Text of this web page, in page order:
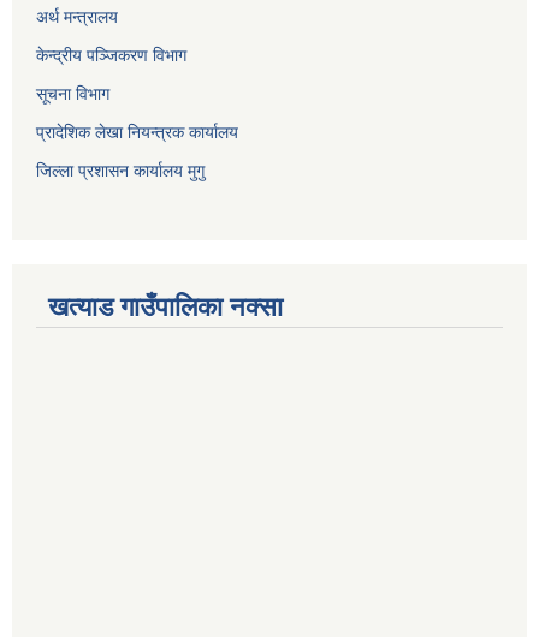
अर्थ मन्त्रालय
केन्द्रीय पञ्जिकरण विभाग
सूचना विभाग
प्रादेशिक लेखा नियन्त्रक कार्यालय
जिल्ला प्रशासन कार्यालय मुगु
खत्याड गाउँपालिका नक्सा